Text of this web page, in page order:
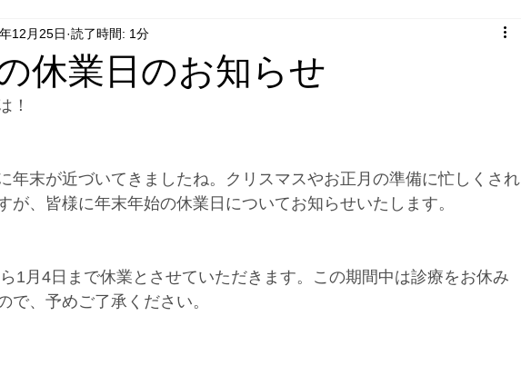
休業日のお知らせ
12月25日 読了時間: 1分
！
年末が近づいてきましたね。クリスマスやお正月の準備に忙しくされ
が、皆様に年末年始の休業日についてお知らせいたします。
1月4日まで休業とさせていただきます。この期間中は診療をお休み
で、予めご了承ください。